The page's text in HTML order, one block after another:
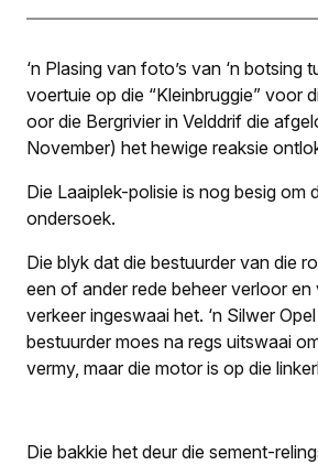
‘n Plasing van foto’s van ‘n botsing
voertuie op die “Kleinbruggie” voor
oor die Bergrivier in Velddrif die
November) het hewige reaksie
Die Laaiplek-polisie is nog besig om
ondersoek.
Die blyk dat die bestuurder van die
een of ander rede beheer verloor
verkeer ingeswaai het. ‘n Silwer
bestuurder moes na regs uitswaai
vermy, maar die motor is op die
Die bakkie het deur die sement-